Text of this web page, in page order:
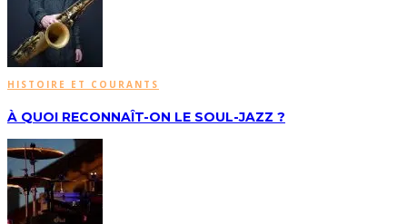
HISTOIRE ET COURANTS
À QUOI RECONNAÎT-ON LE SOUL-JAZZ ?